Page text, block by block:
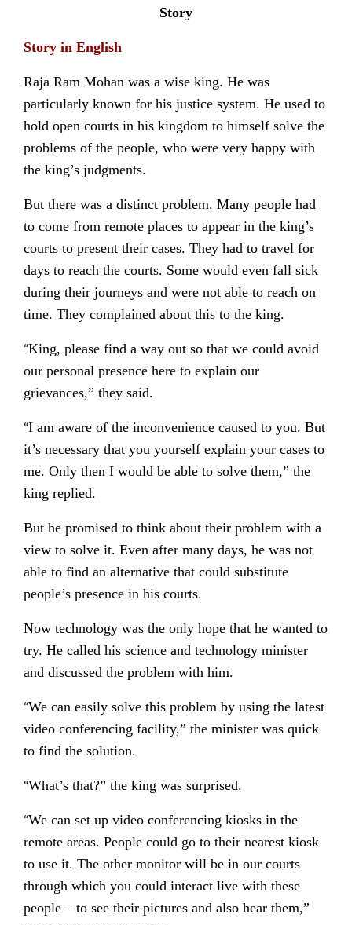
Story
Story in English
Raja Ram Mohan was a wise king. He was
particularly known for his justice system. He used to
hold open courts in his kingdom to himself solve the
problems of the people, who were very happy with
the king’s judgments.
But there was a distinct problem. Many people had
to come from remote places to appear in the king’s
courts to present their cases. They had to travel for
days to reach the courts. Some would even fall sick
during their journeys and were not able to reach on
time. They complained about this to the king.
“King, please find a way out so that we could avoid
our personal presence here to explain our
grievances,” they said.
“I am aware of the inconvenience caused to you. But
it’s necessary that you yourself explain your cases to
me. Only then I would be able to solve them,” the
king replied.
But he promised to think about their problem with a
view to solve it. Even after many days, he was not
able to find an alternative that could substitute
people’s presence in his courts.
Now technology was the only hope that he wanted to
try. He called his science and technology minister
and discussed the problem with him.
“We can easily solve this problem by using the latest
video conferencing facility,” the minister was quick
to find the solution.
“What’s that?” the king was surprised.
“We can set up video conferencing kiosks in the
remote areas. People could go to their nearest kiosk
to use it. The other monitor will be in our courts
through which you could interact live with these
people – to see their pictures and also hear them,”